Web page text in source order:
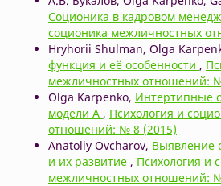
Соционика в кадровом
соционика межличностных
Hryhorii Shulman, Olga
функция и её особенности ,
межличностных отношений:
Olga Karpenko, Интертипные
модели А , Психология и
отношений: № 8 (2015)
Anatoliy Ovcharov, Выявление
и их развитие , Психология и
межличностных отношений: